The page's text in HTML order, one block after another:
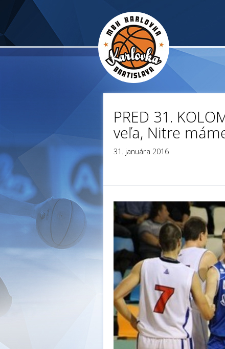
PRED 31.
veľa, Nitre
31. januára 2016